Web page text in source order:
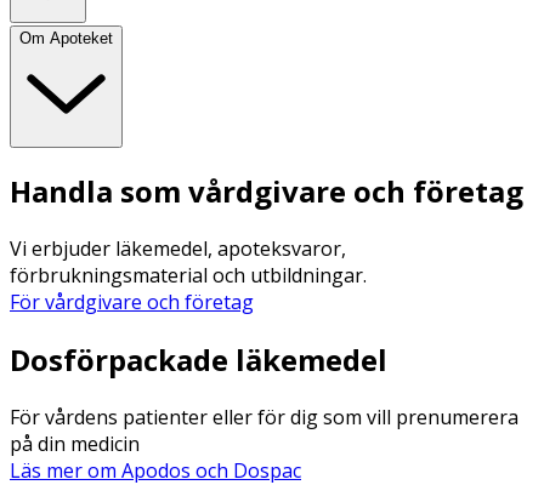
Om Apoteket
Handla som vårdgivare och företag
Vi erbjuder läkemedel, apoteksvaror,
förbrukningsmaterial och utbildningar.
För vårdgivare och företag
Dosförpackade läkemedel
För vårdens patienter eller för dig som vill prenumerera
på din medicin
Läs mer om Apodos och Dospac